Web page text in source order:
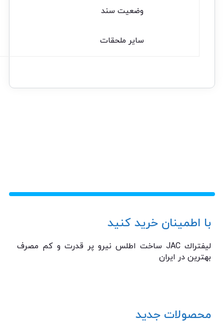
وضعیت سند
سایر ملحقات
با اطمینان خرید کنید
ليفتراك JAC ساخت اطلس نیرو پر قدرت و كم مصرف
بهترين در ايران
محصولات جدید